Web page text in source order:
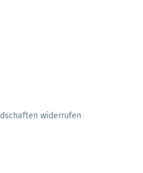
widerrufen